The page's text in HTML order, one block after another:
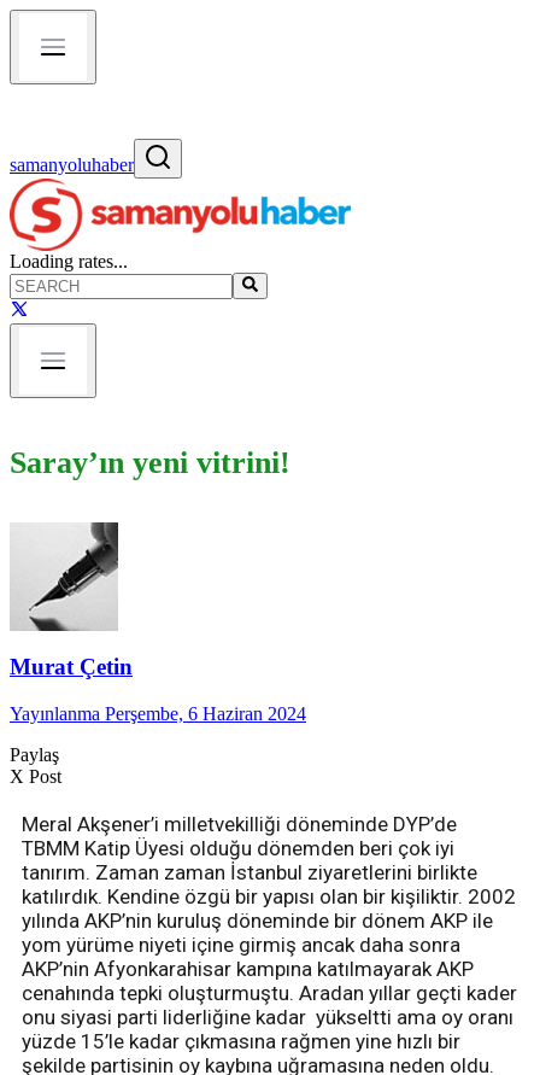
samanyoluhaber
Loading rates...
Saray’ın yeni vitrini!
Murat Çetin
Yayınlanma Perşembe, 6 Haziran 2024
Paylaş
X Post
Meral Akşener’i milletvekilliği döneminde DYP’de
TBMM Katip Üyesi olduğu dönemden beri çok iyi
tanırım. Zaman zaman İstanbul ziyaretlerini birlikte
katılırdık. Kendine özgü bir yapısı olan bir kişiliktir. 2002
yılında AKP’nin kuruluş döneminde bir dönem AKP ile
yom yürüme niyeti içine girmiş ancak daha sonra
AKP’nin Afyonkarahisar kampına katılmayarak AKP
cenahında tepki oluşturmuştu. Aradan yıllar geçti kader
onu siyasi parti liderliğine kadar yükseltti ama oy oranı
yüzde 15’le kadar çıkmasına rağmen yine hızlı bir
şekilde partisinin oy kaybına uğramasına neden oldu.